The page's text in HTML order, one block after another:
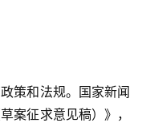
策和法规。国家新闻
案征求意见稿）》，